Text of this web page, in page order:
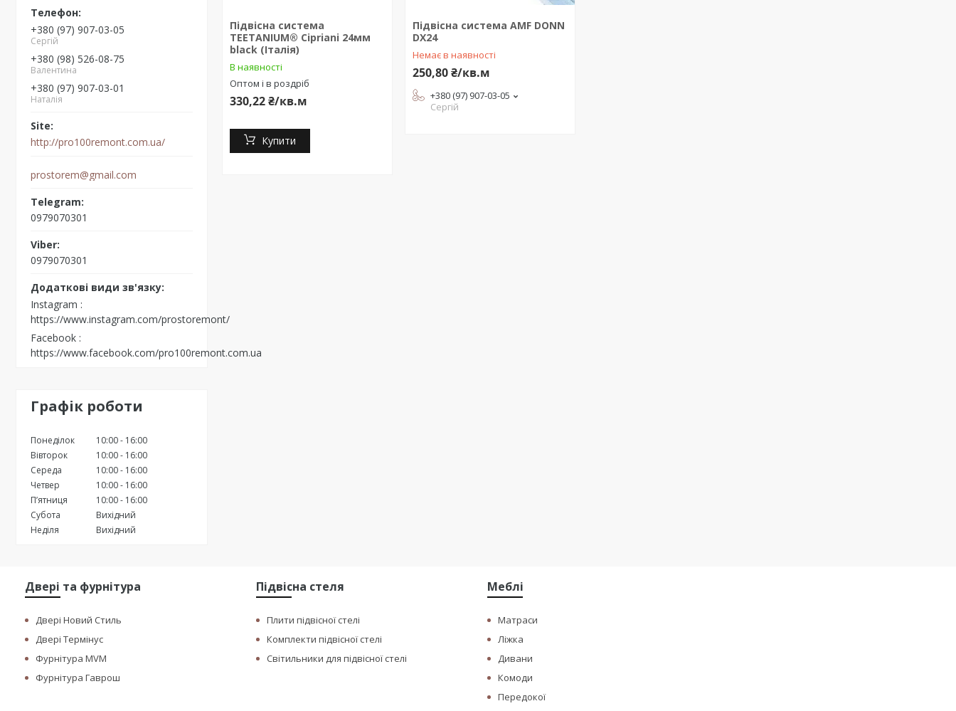
+380 (97) 907-03-05
Сергій
+380 (98) 526-08-75
Валентина
+380 (97) 907-03-01
Наталія
http://pro100remont.com.ua/
prostorem@gmail.com
0979070301
0979070301
Instagram
https://www.instagram.com/prostoremont/
Facebook
https://www.facebook.com/pro100remont.com.ua
Графік роботи
Понеділок 10:00
16:00
Вівторок
10:00
16:00
Середа
10:00
16:00
Четвер
10:00
16:00
Пʼятниця
10:00
16:00
Субота
Вихідний
Неділя
Вихідний
Підвісна система
TEETANIUM® Cipriani 24мм
black (Італія)
В наявності
Оптом і в роздріб
330,22 ₴/кв.м
Купити
Підвісна система AMF DONN
DX24
Немає в наявності
250,80 ₴/кв.м
+380 (97) 907-03-05
Сергій
Двері та фурнітура
Двері Новий Стиль
Двері Термінус
Фурнітура MVM
Фурнітура Гаврош
Підвісна стеля
Плити підвісної стелі
Комплекти підвісної стелі
Світильники для підвісної стелі
Меблі
Матраси
Ліжка
Дивани
Комоди
Передокої